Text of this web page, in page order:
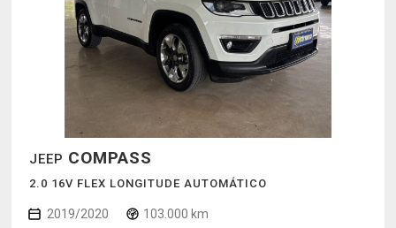
JEEP COMPASS
2.0 16V FLEX LONGITUDE AUTOMÁTICO
2019/2020 103.000 km